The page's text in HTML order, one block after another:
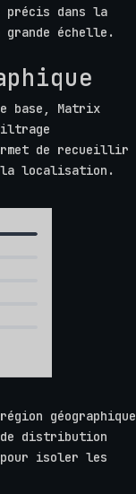
dans la
grande échelle.
base, Matrix
de recueillir
la localisation.
géographique
distribution
pour isoler les